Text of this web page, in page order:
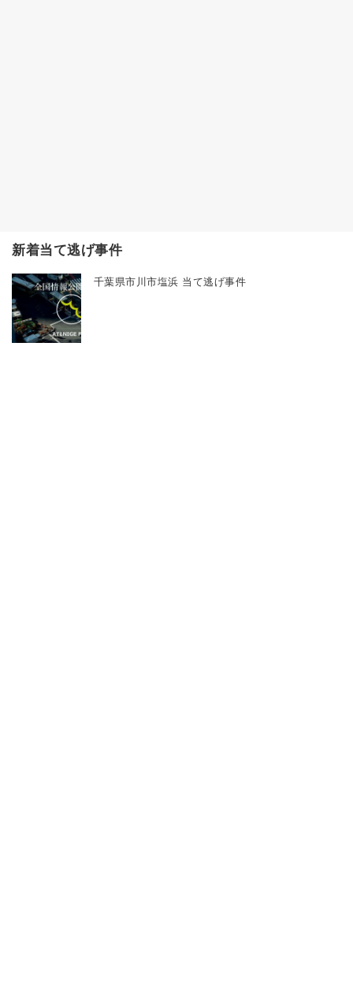
新着当て逃げ事件
千葉県市川市塩浜 当て逃げ事件